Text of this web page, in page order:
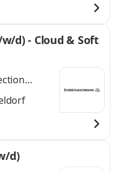
d) - Cloud & Soft
d)